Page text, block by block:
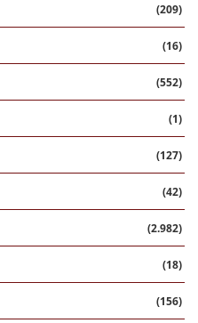
(209)
(16)
(552)
(1)
(127)
(42)
(2.982)
(18)
(156)